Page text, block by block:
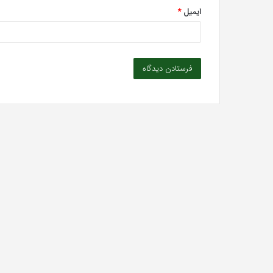
ایمیل*